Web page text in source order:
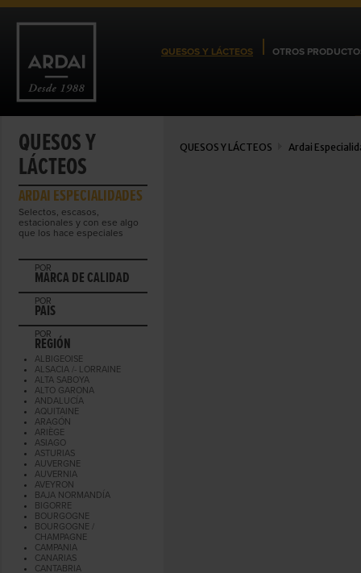
QUESOS Y LÁCTEOS OTROS
QUESOS Y
LÁCTEOS
ARDAI ESPECIALIDADES
Selectos, escasos,
estacionales y con ese algo
que los hace especiales
POR
MARCA DE CALIDAD
POR
PAIS
POR
REGIÓN
ALBIGEOISE
ALSACIA /- LORRAINE
ALTA SABOYA
ALTO GARONA
ANDALUCÍA
AQUITAINE
ARAGÓN
ARIÈGE
ASIAGO
ASTURIAS
AUVERGNE
AUVERNIA
AVEYRON
BAJA NORMANDÍA
BIGORRE
BOURGOGNE
BOURGOGNE /
CHAMPAGNE
CAMPANIA
CANARIAS
CANTABRIA
QUESOS Y LÁCTEOS Ardai